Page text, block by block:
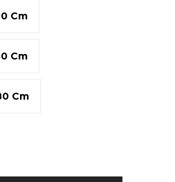
Cm
Cm
Cm